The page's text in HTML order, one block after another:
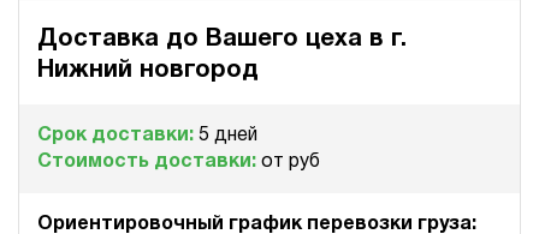
Доставка до Вашего цеха в г.
Нижний новгород
Срок доставки: 5 дней
Стоимость доставки: от руб
Ориентировочный график перевозки груза: